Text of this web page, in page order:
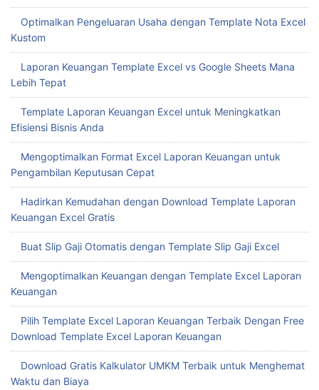
Optimalkan Pengeluaran Usaha dengan Template Nota Excel
Kustom
Laporan Keuangan Template Excel vs Google Sheets Mana
Lebih Tepat
Template Laporan Keuangan Excel untuk Meningkatkan
Efisiensi Bisnis Anda
Mengoptimalkan Format Excel Laporan Keuangan untuk
Pengambilan Keputusan Cepat
Hadirkan Kemudahan dengan Download Template Laporan
Keuangan Excel Gratis
Buat Slip Gaji Otomatis dengan Template Slip Gaji Excel
Mengoptimalkan Keuangan dengan Template Excel Laporan
Keuangan
Pilih Template Excel Laporan Keuangan Terbaik Dengan Free
Download Template Excel Laporan Keuangan
Download Gratis Kalkulator UMKM Terbaik untuk Menghemat
Waktu dan Biaya